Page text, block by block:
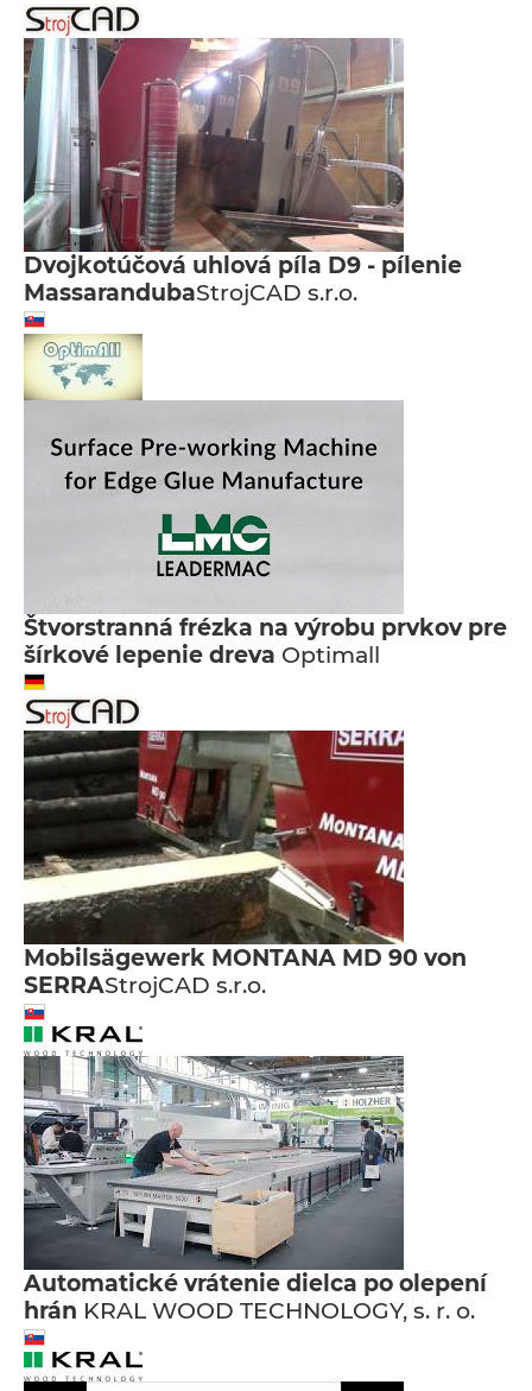
Dvojkotúčová uhlová píla D9 - pílenie
MassarandubaStrojCAD s.r.o.
Štvorstranná frézka na výrobu prvkov pre
šírkové lepenie dreva Optimall
Mobilsägewerk MONTANA MD 90 von
SERRAStrojCAD s.r.o.
Automatické vrátenie dielca po olepení
hrán KRAL WOOD TECHNOLOGY, s. r. o.